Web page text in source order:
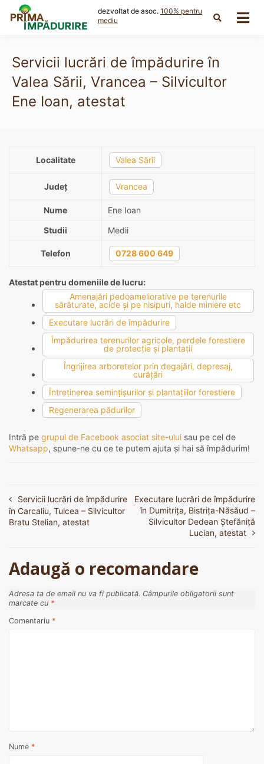
content
dezvoltat de asoc. 100% pentru
mediu
Servicii lucrări de împădurire în
Valea Sării, Vrancea – Silvicultor
Ene Ioan, atestat
Localitate Valea Sării
Județ Vrancea
Nume
Ene Ioan
Studii
Medii
Telefon 0728 600 649
Atestat pentru domeniile de lucru:
Amenajări pedoameliorative pe terenurile
sărăturate, acide şi pe nisipuri, halde miniere etc
Executare lucrări de împădurire
Împădurirea terenurilor agricole, perdele forestiere
de protecţie şi plantaţii
Îngrijirea arboretelor prin degajări, depresaj,
curăţări
Întreţinerea seminţişurilor şi plantaţiilor forestiere
Regenerarea pădurilor
Intră pe grupul de Facebook asociat site-ului sau pe cel de
Whatsapp, spune-ne cu ce te putem ajuta și hai să împădurim!
Navigare
în
Servicii lucrări de împădurire
în Carcaliu, Tulcea – Silvicultor
Bratu Stelian, atestat
Executare lucrări de împădurire
în Dumitrița, Bistrița-Năsăud –
Silvicultor Dedean Ștefăniță
Lucian, atestat
Adaugă o recomandare
Adresa ta de email nu va fi publicată. Câmpurile obligatorii sunt
marcate cu *
Comentariu *
Nume *